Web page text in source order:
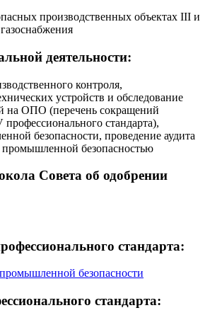
производственных объектах III и
деятельности:
контроля,
устройств и обследование
на ОПО (перечень сокращений
профессионального стандарта),
безопасности, проведение аудита
безопасностью
Совета об одобрении
стандарта:
безопасности
стандарта: